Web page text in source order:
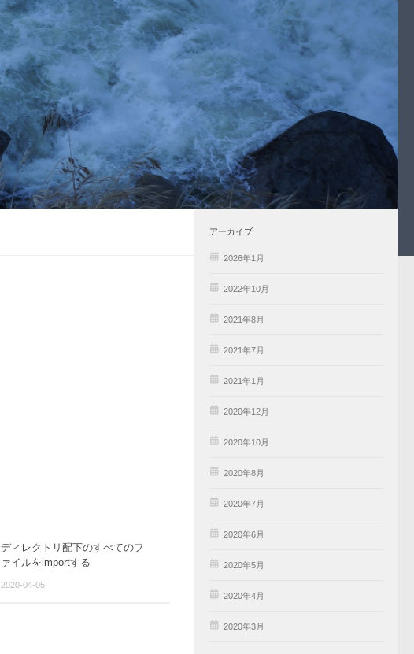
ディレクトリ配下のすべてのフ
ァイルをimportする
2020-04-05
アーカイブ
2026年1月
2022年10月
2021年8月
2021年7月
2021年1月
2020年12月
2020年10月
2020年8月
2020年7月
2020年6月
2020年5月
2020年4月
2020年3月